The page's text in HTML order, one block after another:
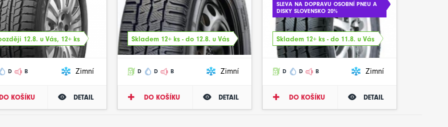
12.8. u Vás, 12+ ks
D B Zimní
KOŠÍKU DETAIL
Skladem 12+ ks - do 12.8. u Vás
D D B Zimní
DO KOŠÍKU DETAIL
SLEVA NA DOPRAVU OSOBNÍ PNEU A
DISKY SLOVENSKO 20%
Skladem 12+ ks - do 11.8. u Vás
D D B Zimní
DO KOŠÍKU DETAIL